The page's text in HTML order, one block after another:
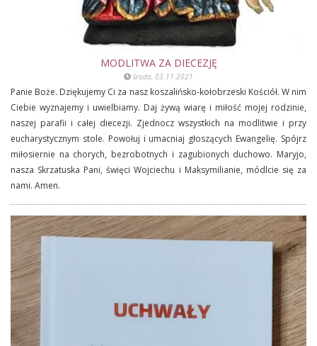
MODLITWA ZA DIECEZJĘ
środa, 03.11.2021
Panie Boże. Dziękujemy Ci za nasz koszalińsko-kołobrzeski Kościół. W nim
Ciebie wyznajemy i uwielbiamy. Daj żywą wiarę i miłość mojej rodzinie,
naszej parafii i całej diecezji. Zjednocz wszystkich na modlitwie i przy
eucharystycznym stole. Powołuj i umacniaj głoszących Ewangelię. Spójrz
miłosiernie na chorych, bezrobotnych i zagubionych duchowo. Maryjo,
nasza Skrzatuska Pani, święci Wojciechu i Maksymilianie, módlcie się za
nami. Amen.